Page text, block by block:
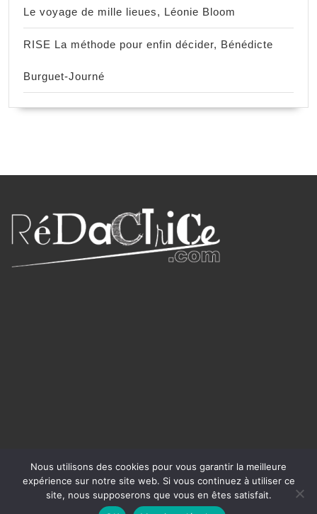
Le voyage de mille lieues, Léonie Bloom
RISE La méthode pour enfin décider, Bénédicte
Burguet-Journé
Writer WordPress Theme©rédactrice.com 2025 -
Nous utilisons des cookies pour vous garantir la meilleure
expérience sur notre site web. Si vous continuez à utiliser ce
site, nous supposerons que vous en êtes satisfait.